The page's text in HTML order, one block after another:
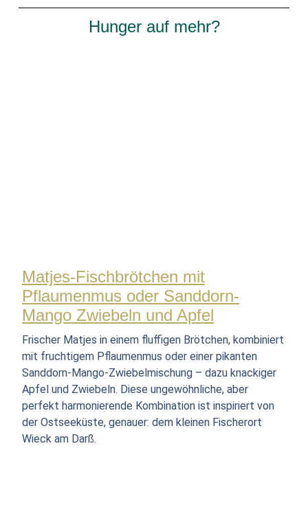
Hunger auf mehr?
Matjes-Fischbrötchen mit
Pflaumenmus oder Sanddorn-
Mango Zwiebeln und Apfel
Frischer Matjes in einem fluffigen Brötchen, kombiniert
mit fruchtigem Pflaumenmus oder einer pikanten
Sanddorn-Mango-Zwiebelmischung – dazu knackiger
Apfel und Zwiebeln. Diese ungewöhnliche, aber
perfekt harmonierende Kombination ist inspiriert von
der Ostseeküste, genauer: dem kleinen Fischerort
Wieck am Darß.